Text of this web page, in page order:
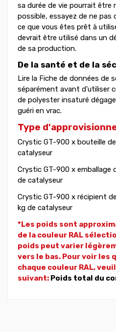
sa durée de vie pourrait être
possible, essayez de ne pas
ce que vous êtes prêt à
devrait être utilisé dans un
de sa production.
De la santé et de la
Lire la Fiche de données de
séparément avant d'utiliser
de polyester insaturé
guéri en vrac.
Type
Crystic GT-900 x bouteille
catalyseur
Crystic GT-900 x emballage
de catalyseur
Crystic GT-900 x récipient
kg de catalyseur
*Les poids sont
de la couleur RAL
poids peut varier
vers le bas. Pour voir les
chaque couleur RAL,
suivant: Poids total du